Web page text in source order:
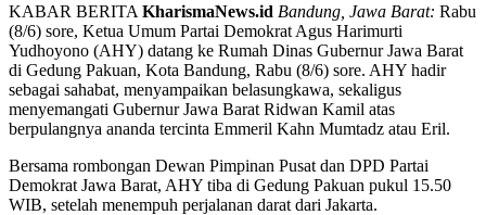
KABAR BERITA KharismaNews.id Bandung, Jawa Barat: Rabu
(8/6) sore, Ketua Umum Partai Demokrat Agus Harimurti
Yudhoyono (AHY) datang ke Rumah Dinas Gubernur Jawa Barat
di Gedung Pakuan, Kota Bandung, Rabu (8/6) sore. AHY hadir
sebagai sahabat, menyampaikan belasungkawa, sekaligus
menyemangati Gubernur Jawa Barat Ridwan Kamil atas
berpulangnya ananda tercinta Emmeril Kahn Mumtadz atau Eril.
Bersama rombongan Dewan Pimpinan Pusat dan DPD Partai
Demokrat Jawa Barat, AHY tiba di Gedung Pakuan pukul 15.50
WIB, setelah menempuh perjalanan darat dari Jakarta.